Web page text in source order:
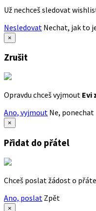
Už nechceš sledovat
Nesledovat Nechat, jak to
×
Zrušit
Opravdu chceš vyjmout Evi
Ano, vyjmout Ne, ponechat
×
Přidat do přátel
Chceš poslat žádost o
Ano, poslat Zpět
×